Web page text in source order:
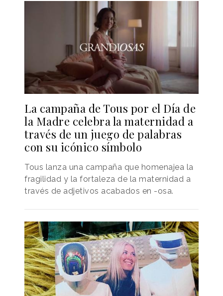
La campaña de Tous por el Día de
la Madre celebra la maternidad a
través de un juego de palabras
con su icónico símbolo
Tous lanza una campaña que homenajea la
fragilidad y la fortaleza de la maternidad a
través de adjetivos acabados en -osa.